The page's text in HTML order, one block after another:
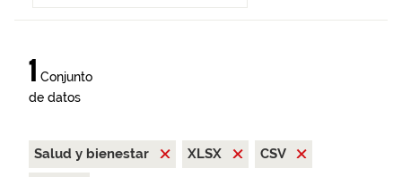
1 Conjunto
de datos
Salud y bienestar XLSX
CSV